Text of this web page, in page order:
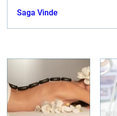
Saga Vinde